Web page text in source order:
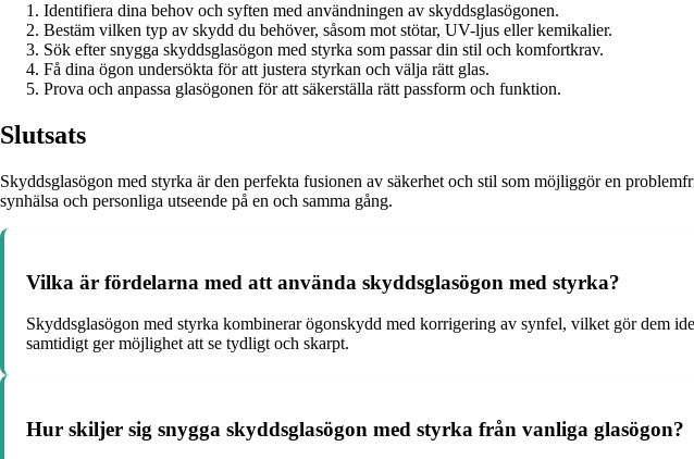
Identifiera dina behov och syften med användningen av skyddsglasögonen.
Bestäm vilken typ av skydd du behöver, såsom mot stötar, UV-ljus eller kemikalier.
Sök efter snygga skyddsglasögon med styrka som passar din stil och komfortkrav.
Få dina ögon undersökta för att justera styrkan och välja rätt glas.
Prova och anpassa glasögonen för att säkerställa rätt passform och funktion.
Slutsats
Skyddsglasögon med styrka är den perfekta fusionen av säkerhet och stil som möjliggör en
synhälsa och personliga utseende på en och samma gång.
Vilka är fördelarna med att använda skyddsglasögon med styrka?
Skyddsglasögon med styrka kombinerar ögonskydd med korrigering av synfel, vilket gör dem
samtidigt ger möjlighet att se tydligt och skarpt.
Hur skiljer sig snygga skyddsglasögon med styrka från vanliga glasögon?